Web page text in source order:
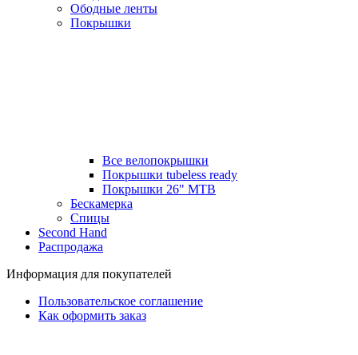
Ободные ленты
Покрышки
Все велопокрышки
Покрышки tubeless ready
Покрышки 26" MTB
Бескамерка
Спицы
Second Hand
Распродажа
Информация для покупателей
Пользовательское соглашение
Как оформить заказ